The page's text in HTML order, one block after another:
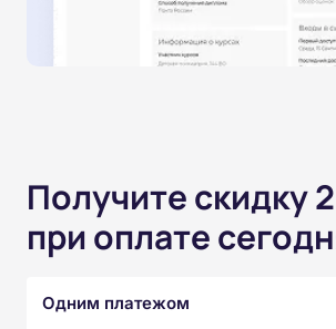
Получите скидку
при оплате
Одним платежом